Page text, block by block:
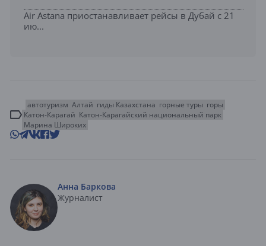
Air Astana приостанавливает рейсы в Дубай с 21
ию...
автотуризм Алтай гиды Казахстана горные туры горы
Катон-Карагай Катон-Карагайский национальный парк
Марина Широких
Анна Баркова
Журналист